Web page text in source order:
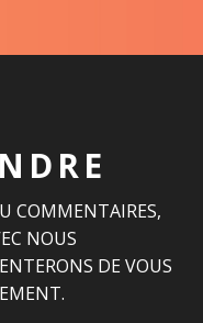
COMMENTAIRES,
NOUS
DE VOUS